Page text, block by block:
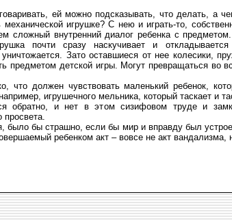
ей можно подсказывать, что делать, а
механической игрушке? С нею и играть-то,
сложный внутренний диалог ребенка с
почти сразу наскучивает и
Зато оставшиеся от нее колесики,
предметом детской игры. Могут превращаться во
что должен чувствовать маленький ребенок,
игрушечного мельника, который таскает и
обратно, и нет в этом сизифовом труде и
просвета.
было бы страшно, если бы мир и вправду был
ребенком акт – вовсе не акт вандализма,